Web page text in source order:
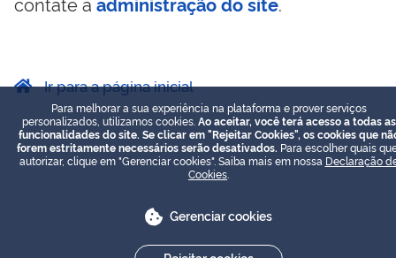
Ir para a página inicial
Para melhorar a sua experiência na plataforma e prover serviços
personalizados, utilizamos cookies. Ao aceitar, você terá acesso a todas as
funcionalidades do site. Se clicar em "Rejeitar Cookies", os cookies que
forem estritamente necessários serão desativados. Para escolher quais
autorizar, clique em "Gerenciar cookies". Saiba mais em nossa Declaração
Cookies
Gerenciar cookies